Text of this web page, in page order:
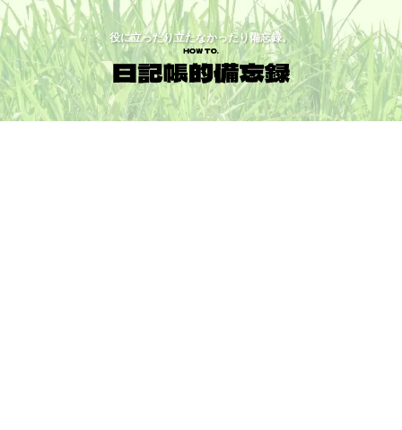
役に立ったり立たなかったり備忘録。